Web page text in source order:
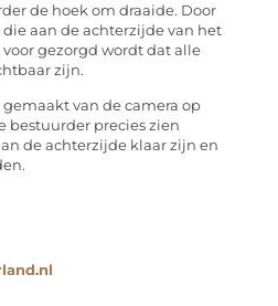
de hoek om draaide. Door
aan de achterzijde van het
gezorgd wordt dat alle
zijn.
van de camera op
bestuurder precies zien
de achterzijde klaar zijn en